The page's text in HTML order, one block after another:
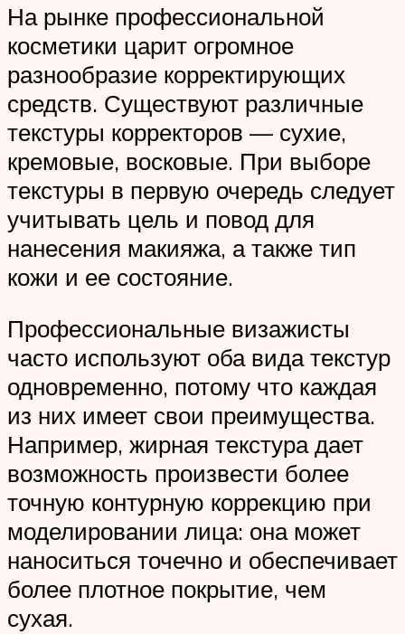
На рынке профессиональной
косметики царит огромное
разнообразие корректирующих
средств. Существуют различные
текстуры корректоров — сухие,
кремовые, восковые. При выборе
текстуры в первую очередь следует
учитывать цель и повод для
нанесения макияжа, а также тип
кожи и ее состояние.
Профессиональные визажисты
часто используют оба вида текстур
одновременно, потому что каждая
из них имеет свои преимущества.
Например, жирная текстура дает
возможность произвести более
точную контурную коррекцию при
моделировании лица: она может
наноситься точечно и обеспечивает
более плотное покрытие, чем
сухая.